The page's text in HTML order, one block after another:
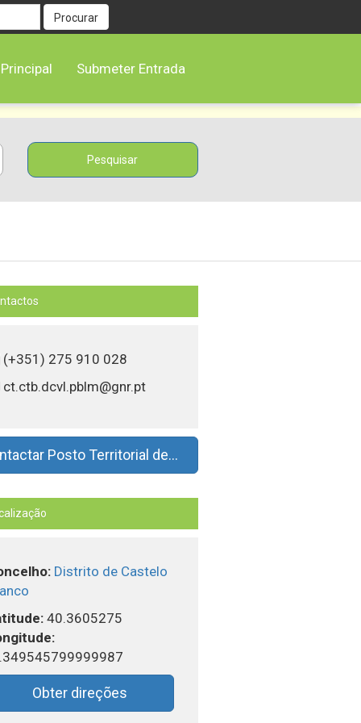
Procurar
Submeter Entrada
(+351) 275 910 028
ct.ctb.dcvl.pblm@gnr.pt
Posto Territorial de...
Distrito de Castelo
40.3605275
Obter direções